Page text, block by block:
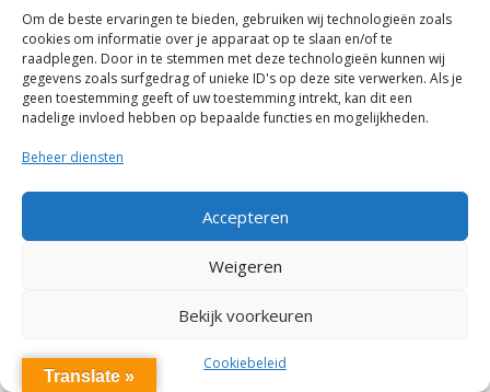
Om de beste ervaringen te bieden, gebruiken wij technologieën zoals
cookies om informatie over je apparaat op te slaan en/of te
raadplegen. Door in te stemmen met deze technologieën kunnen wij
gegevens zoals surfgedrag of unieke ID's op deze site verwerken. Als je
geen toestemming geeft of uw toestemming intrekt, kan dit een
nadelige invloed hebben op bepaalde functies en mogelijkheden.
Beheer diensten
Accepteren
Weigeren
Bekijk voorkeuren
Cookiebeleid
Translate »